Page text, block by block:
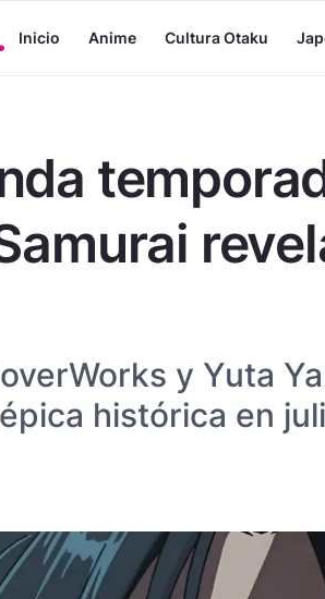
Inicio Anime Cultura Otaku
y Yuta
histórica en